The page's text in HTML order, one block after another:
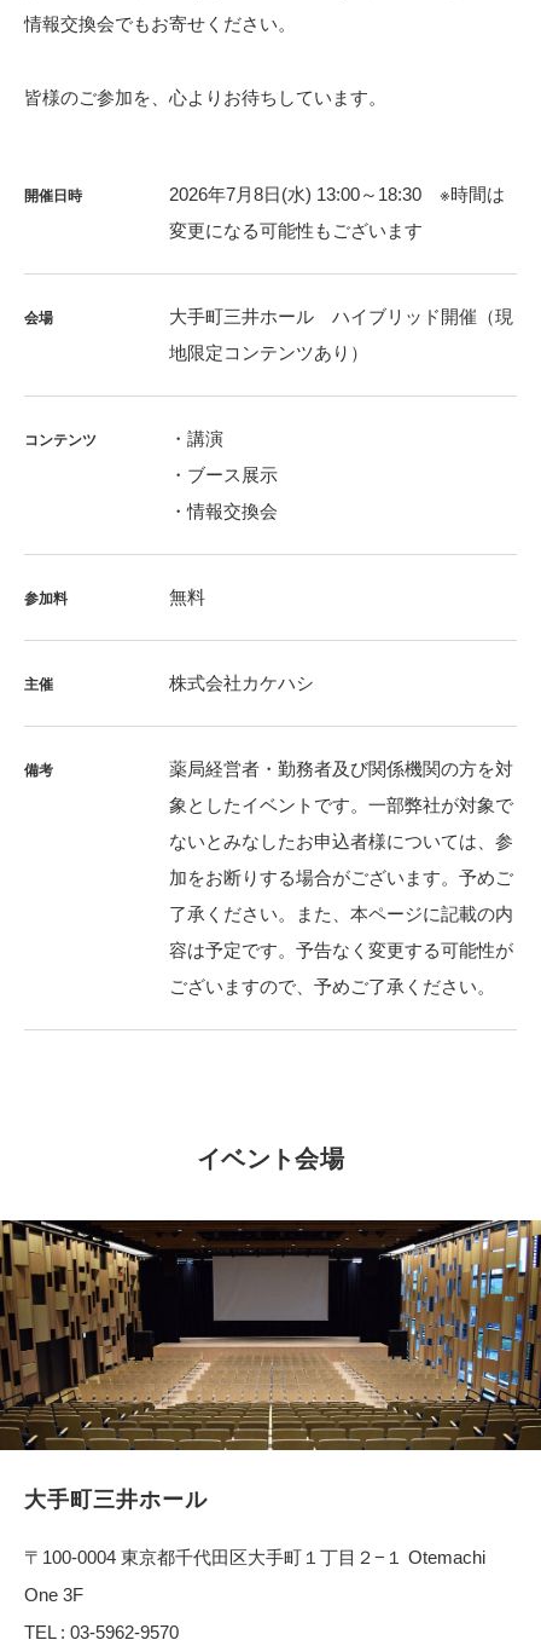
情報交換会でもお寄せください。
皆様のご参加を、心よりお待ちしています。
開催日時
2026年7月8日(水) 13:00～18:30 ※時間は
変更になる可能性もございます
会場
大手町三井ホール ハイブリッド開催（現
地限定コンテンツあり）
コンテンツ
・講演
・ブース展示
・情報交換会
参加料 無料
主催 株式会社カケハシ
備考
薬局経営者・勤務者及び関係機関の方を対
象としたイベントです。一部弊社が対象で
ないとみなしたお申込者様については、参
加をお断りする場合がございます。予めご
了承ください。また、本ページに記載の内
容は予定です。予告なく変更する可能性が
ございますので、予めご了承ください。
イベント会場
大手町三井ホール
〒100-0004 東京都千代田区大手町１丁目２−１ Otemachi
One 3F
TEL : 03-5962-9570